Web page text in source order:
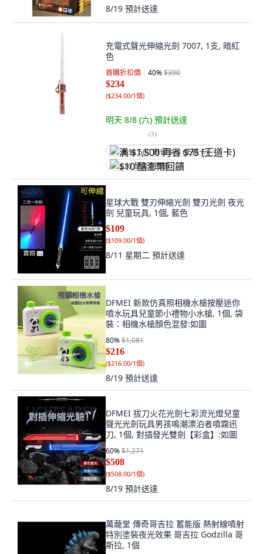
8/19 預計送達
充電式聲光伸縮光劍 7007, 1支, 暗紅
色
首購折扣價 40%$390
$234
($234.00/1個)
明天 8/8 (六) 預計送達
(3)
满 $1,500 再省 $75 (王道卡)
$10 酷澎幣回饋
星球大戰 雙刃伸縮光劍 雙刃光劍 夜光
劍 兒童玩具, 1個, 藍色
$109
($109.00/1個)
8/11 星期二 預計送達
DFMEI 新款仿真照相機水槍按壓迷你
噴水玩具兒童節小禮物小水槍, 1個, 袋
裝：相機水槍顏色混發:如圖
80%$1,081
$216
($216.00/1個)
8/19 預計送達
DFMEI 拔刀火花光劍七彩流光燈兒童
聲光光劍玩具男孩鳴潮漂泊者噴霧迅
刀, 1個, 對插發光雙劍【彩盒】:如圖
60%$1,271
$508
($508.00/1個)
8/19 預計送達
萬蘢堂 傳奇哥吉拉 蓄能版 熱射線噴射
特別塗裝夜光效果 哥吉拉 Godzilla 哥
斯拉, 1個